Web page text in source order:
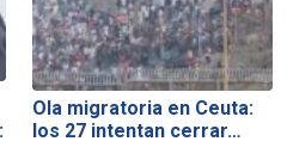
Ola migratoria en Ceuta:
los 27 intentan cerrar…